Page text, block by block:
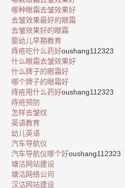
哪种眼霜去皱效果好
去皱效果最好的眼霜
去皱效果好的眼霜
婴幼儿早期教育
痔疮吃什么药好oushang112323
什么眼霜去皱效果好
什么牌子的眼霜好
哪个牌子的眼霜好
痔疮用什么药好oushang112323
痔疮预防
怎样去皱纹
英语教育
幼儿英语
汽车导航仪
汽车导航仪哪个好oushang112323
塘沽网站建设
塘沽网络公司
汉沽网站建设